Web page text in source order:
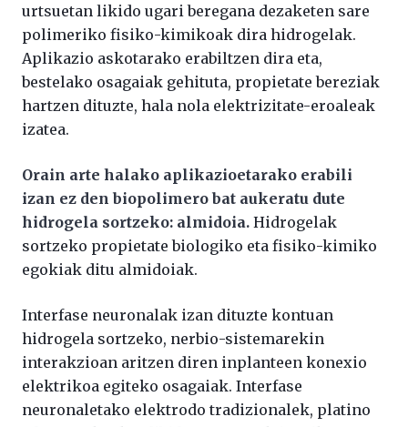
urtsuetan likido ugari beregana dezaketen sare
polimeriko fisiko-kimikoak dira hidrogelak.
Aplikazio askotarako erabiltzen dira eta,
bestelako osagaiak gehituta, propietate bereziak
hartzen dituzte, hala nola elektrizitate-eroaleak
izatea.
Orain arte halako aplikazioetarako erabili
izan ez den biopolimero bat aukeratu dute
hidrogela sortzeko: almidoia. Hidrogelak
sortzeko propietate biologiko eta fisiko-kimiko
egokiak ditu almidoiak.
Interfase neuronalak izan dituzte kontuan
hidrogela sortzeko, nerbio-sistemarekin
interakzioan aritzen diren inplanteen konexio
elektrikoa egiteko osagaiak. Interfase
neuronaletako elektrodo tradizionalek, platino